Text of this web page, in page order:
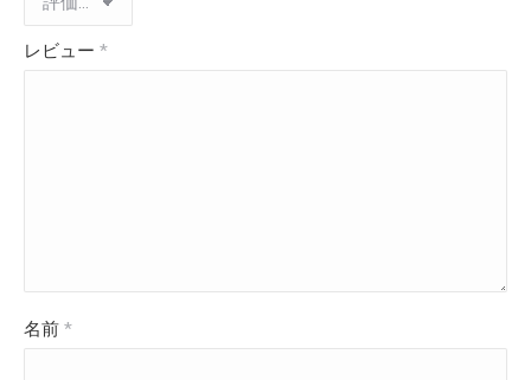
レビュー *
名前 *